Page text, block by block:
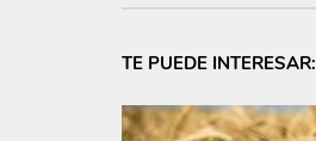
TE PUEDE INTERESAR: